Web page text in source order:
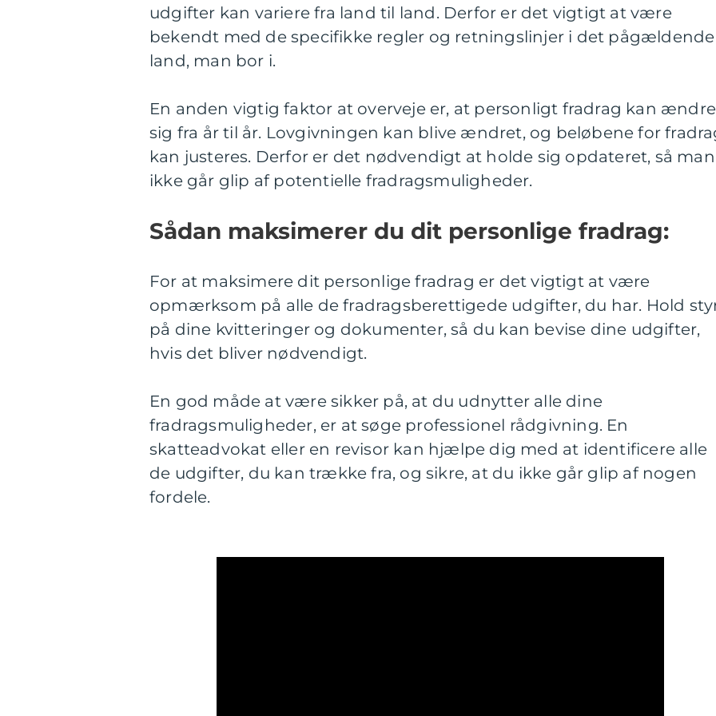
udgifter kan variere fra land til land. Derfor er det vigtigt at være
bekendt med de specifikke regler og retningslinjer i det pågældende
land, man bor i.
En anden vigtig faktor at overveje er, at personligt fradrag kan ændre
sig fra år til år. Lovgivningen kan blive ændret, og beløbene for
kan justeres. Derfor er det nødvendigt at holde sig opdateret, så man
ikke går glip af potentielle fradragsmuligheder.
Sådan maksimerer du dit personlige fradrag:
For at maksimere dit personlige fradrag er det vigtigt at være
opmærksom på alle de fradragsberettigede udgifter, du har. Hold
på dine kvitteringer og dokumenter, så du kan bevise dine udgifter,
hvis det bliver nødvendigt.
En god måde at være sikker på, at du udnytter alle dine
fradragsmuligheder, er at søge professionel rådgivning. En
skatteadvokat eller en revisor kan hjælpe dig med at identificere alle
de udgifter, du kan trække fra, og sikre, at du ikke går glip af nogen
fordele.